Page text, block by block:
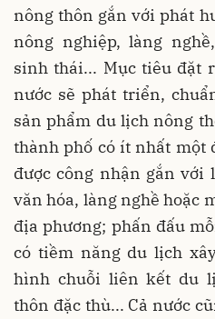
nông thôn gắn với phát
nông nghiệp, làng
sinh thái... Mục tiêu đặt
nước sẽ phát triển,
sản phẩm du lịch nông
thành phố có ít nhất một
được công nhận gắn với
văn hóa, làng nghề hoặc
địa phương; phấn đấu
có tiềm năng du lịch
hình chuỗi liên kết du
thôn đặc thù... Cả nước